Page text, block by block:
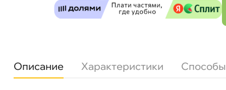
Описание Характеристики